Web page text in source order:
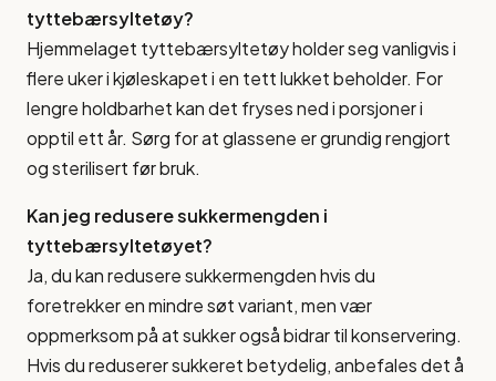
tyttebærsyltetøy?
Hjemmelaget tyttebærsyltetøy holder seg vanligvis i
flere uker i kjøleskapet i en tett lukket beholder. For
lengre holdbarhet kan det fryses ned i porsjoner i
opptil ett år. Sørg for at glassene er grundig rengjort
og sterilisert før bruk.
Kan jeg redusere sukkermengden i
tyttebærsyltetøyet?
Ja, du kan redusere sukkermengden hvis du
foretrekker en mindre søt variant, men vær
oppmerksom på at sukker også bidrar til konservering.
Hvis du reduserer sukkeret betydelig, anbefales det å